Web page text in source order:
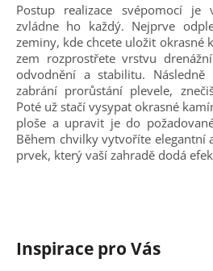
Postup realizace svépomocí
zvládne ho každý. Nejprve
zeminy, kde chcete uložit okrasné
zem rozprostřete vrstvu
odvodnění a stabilitu.
zabrání prorůstání plevele,
Poté už stačí vysypat okrasné
ploše a upravit je do
Během chvilky vytvoříte elegantní
prvek, který vaší zahradě dodá
Inspirace pro Vás